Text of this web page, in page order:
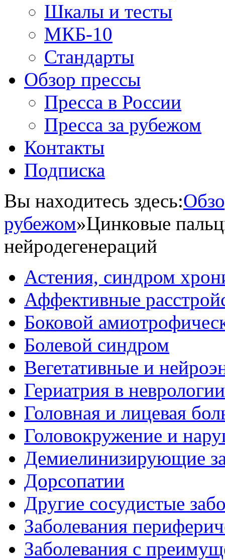
Шкалы и тесты
МКБ-10
Стандарты
Обзор прессы
Пресса в России
Пресса за рубежом
Контакты
Подписка
Вы находитесь здесь:
рубежом»Цинковые
нейродегенераций
Астения, синдром
Аффективные
Боковой
Болевой синдром
Вегетативные и
Гериатрия в неврологии
Головная и лицевая
Головокружение и
Демиелинизирующие
Дорсопатии
Другие сосудистые
Заболевания
Заболевания с